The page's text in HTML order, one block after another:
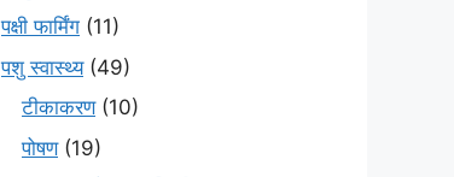
पक्षी फार्मिंग (11)
पशु स्वास्थ्य(49)
टीकाकरण(10)
पोषण(19)